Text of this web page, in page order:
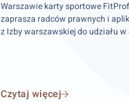
Warszawie karty sportowe
zaprasza radców prawnych i
z Izby warszawskiej do udziału w
Czytaj więcej